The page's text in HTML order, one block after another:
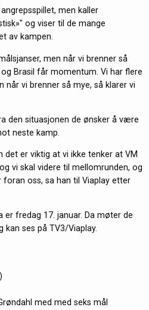
men kaller
og viser til de mange
av kampen.
men når vi brenner så
Brasil får momentum. Vi har flere
når vi brenner så mye, så klarer vi
den situasjonen de ønsker å være
neste kamp.
det er viktig at vi ikke tenker at VM
vi skal videre til mellomrunden, og
oss, sa han til Viaplay etter
er fredag 17. januar. Da møter de
kan ses på TV3/Viaplay.
med med seks mål